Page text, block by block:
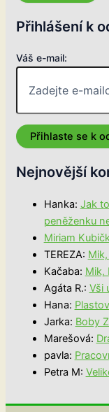
Přihlášení k
Váš e-mail:
Nejnovější
Hanka: Jak
peněženku
Miriam
TEREZA:
Kačaba: Mik,
Agáta R.: Vši
Hana:
Jarka: Boby
Marešová:
pavla:
Petra M: